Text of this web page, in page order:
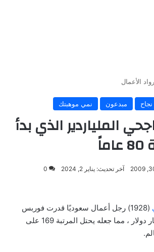
رواد الأعمال
مبدعون نمي موهبتك
الملياردير الذي بدأ
آخر تحديث: يناير 2, 2024 0
(1928) رجل أعمال سعوديًا قدرت فوربس
ثروته بحوالي 5.9 مليار دولار ، مما جعله يحتل المرتبة 169 على